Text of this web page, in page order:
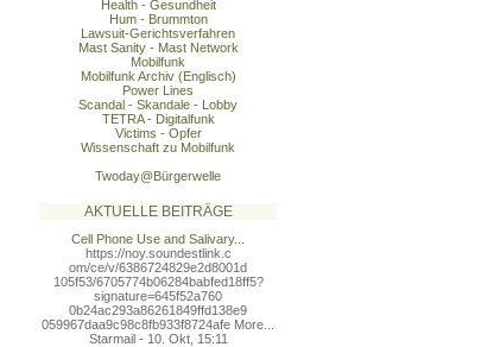
Health - Gesundheit
Hum - Brummton
Lawsuit-Gerichtsverfahren
Mast Sanity - Mast Network
Mobilfunk
Mobilfunk Archiv (Englisch)
Power Lines
Scandal - Skandale - Lobby
TETRA - Digitalfunk
Victims - Opfer
Wissenschaft zu Mobilfunk
Twoday@Bürgerwelle
AKTUELLE BEITRÄGE
Cell Phone Use and Salivary...
https://noy.soundestlink.c
om/ce/v/6386724829e2d8001d
105f53/6705774b06284babfed18ff5?
signature=645f52a760
0b24ac293a86261849ffd138e9
059967daa9c98c8fb933f8724afe More...
Starmail - 10. Okt, 15:11